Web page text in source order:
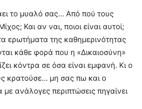
το μυαλό σας… Από πού τους
Και αν ναι, ποιοι είναι αυτοί;
ερωτήματα της καθημερινότητας
κάθε φορά που η «Δικαιοσύνη»
κόντρα σε όσα είναι εμφανή. Κι ο
κρατούσε… μη σας πω και ο
με ανάλογες περιπτώσεις πηγαίνει